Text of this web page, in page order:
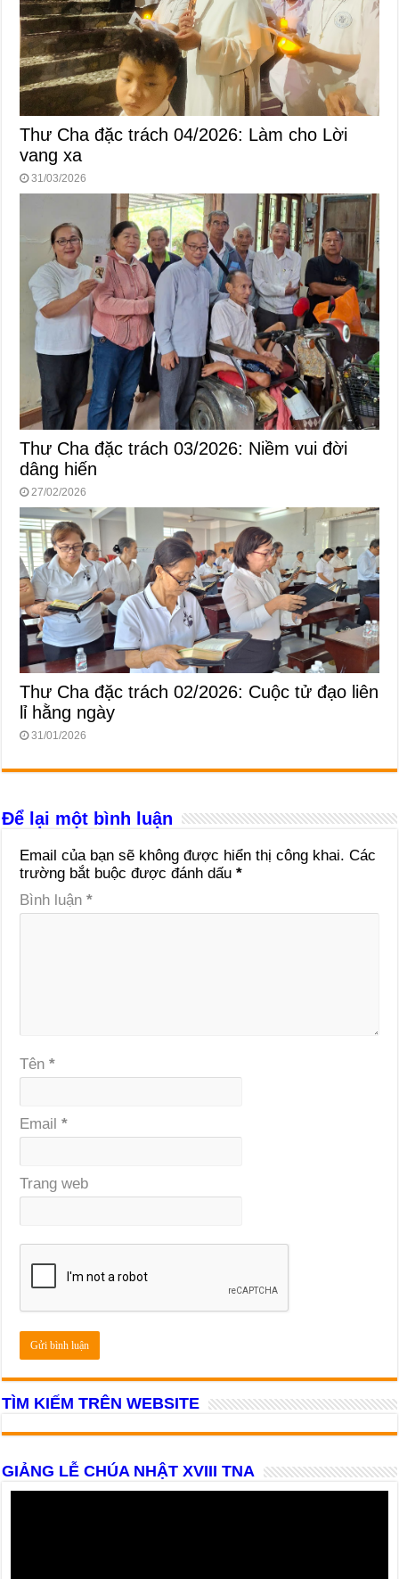
Thư Cha đặc trách 04/2026: Làm cho Lời
vang xa
31/03/2026
Thư Cha đặc trách 03/2026: Niềm vui đời
dâng hiến
27/02/2026
Thư Cha đặc trách 02/2026: Cuộc tử đạo liên
lỉ hằng ngày
31/01/2026
Để lại một bình luận
Email của bạn sẽ không được hiển thị công khai. Các
trường bắt buộc được đánh dấu*
Bình luận*
Tên*
Email*
Trang web
TÌM KIẾM TRÊN WEBSITE
GIẢNG LỄ CHÚA NHẬT XVIII TNA